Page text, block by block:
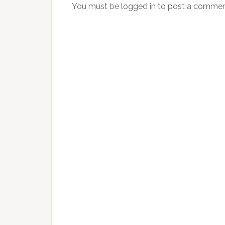
You must be logged in to post a